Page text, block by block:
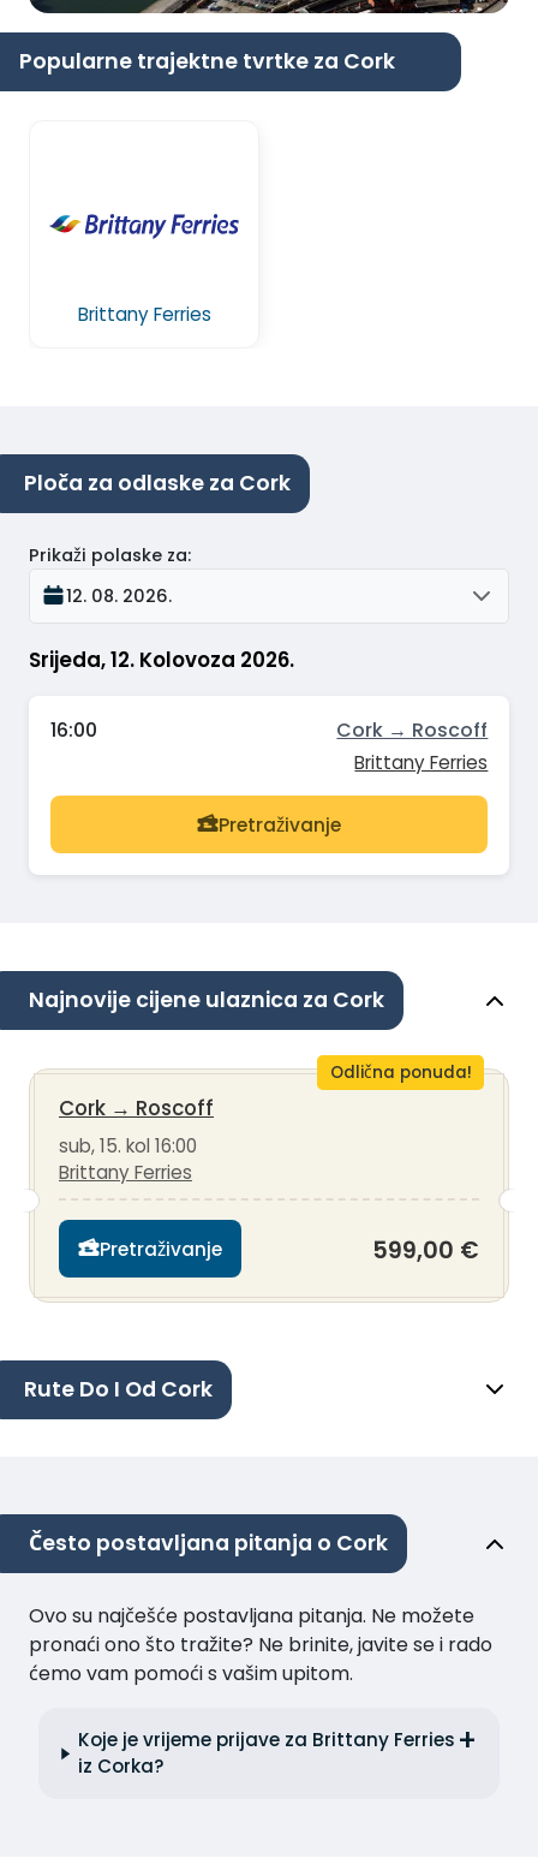
Popularne trajektne tvrtke za Cork
Brittany Ferries
Ploča za odlaske za Cork
Srijeda, 12. Kolovoza 2026.
Prikaži polaske za:
12. 08. 2026.
16:00 Cork → Roscoff
Brittany Ferries
Pretraživanje
Najnovije cijene ulaznica za Cork
Odlična ponuda!
Cork → Roscoff
sub, 15. kol 16:00
Brittany Ferries
Pretraživanje 599,00 €
Rute Do I Od Cork
Često postavljana pitanja o Cork
Ovo su najčešće postavljana pitanja. Ne možete
pronaći ono što tražite? Ne brinite, javite se i rado
ćemo vam pomoći s vašim upitom.
Koje je vrijeme prijave za Brittany Ferries
iz Corka?